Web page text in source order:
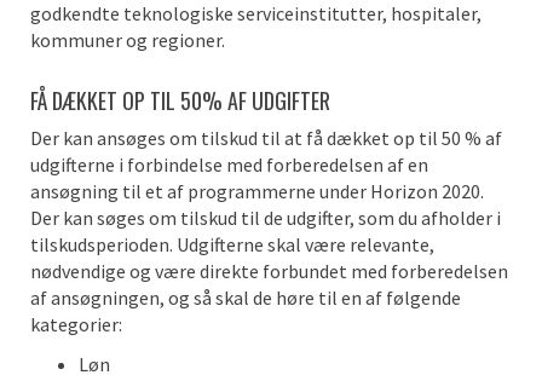
godkendte teknologiske serviceinstitutter, hospitaler,
kommuner og regioner.
FÅ DÆKKET OP TIL 50% AF UDGIFTER
Der kan ansøges om tilskud til at få dækket op til 50 % af
udgifterne i forbindelse med forberedelsen af en
ansøgning til et af programmerne under Horizon 2020.
Der kan søges om tilskud til de udgifter, som du afholder i
tilskudsperioden. Udgifterne skal være relevante,
nødvendige og være direkte forbundet med forberedelsen
af ansøgningen, og så skal de høre til en af følgende
kategorier:
Løn